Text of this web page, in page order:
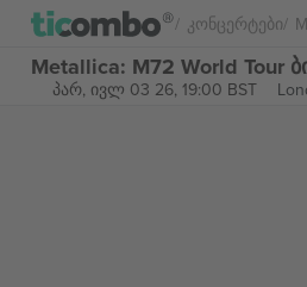
Კონცერტები
Metallica: M72 World Tour
პარ, ივლ 03 26, 19:00 BST